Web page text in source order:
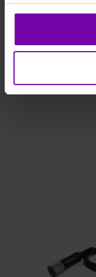
zuurstof sensor 0-30%